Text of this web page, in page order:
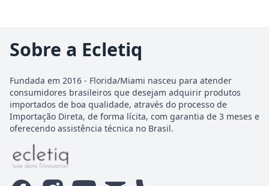
Sobre a Ecletiq
Fundada em 2016 - Florida/Miami nasceu para atender
consumidores brasileiros que desejam adquirir produtos
importados de boa qualidade, através do processo de
Importação Direta, de forma lícita, com garantia de 3 meses e
oferecendo assistência técnica no Brasil.